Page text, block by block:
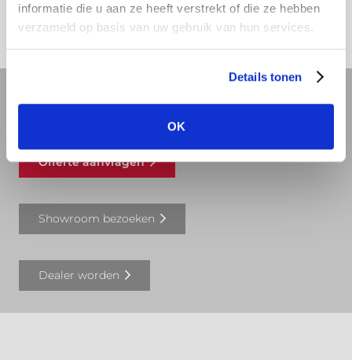
informatie die u aan ze heeft verstrekt of die ze hebben
verzameld op basis van uw gebruik van hun services.
Details tonen
OK
REVIT bibliotheek
Offerte aanvragen
Showroom bezoeken
Dealer worden